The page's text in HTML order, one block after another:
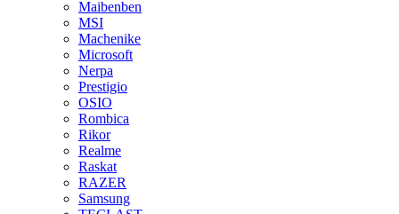
Maibenben
MSI
Machenike
Microsoft
Nerpa
Prestigio
OSIO
Rombica
Rikor
Realme
Raskat
RAZER
Samsung